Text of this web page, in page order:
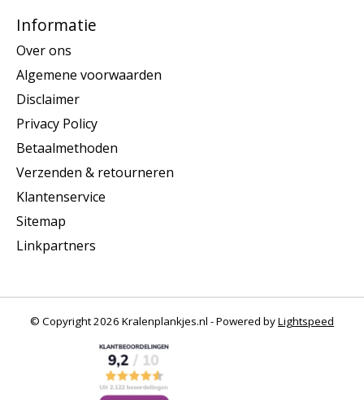
Informatie
Over ons
Algemene voorwaarden
Disclaimer
Privacy Policy
Betaalmethoden
Verzenden & retourneren
Klantenservice
Sitemap
Linkpartners
© Copyright 2026 Kralenplankjes.nl - Powered byLightspeed